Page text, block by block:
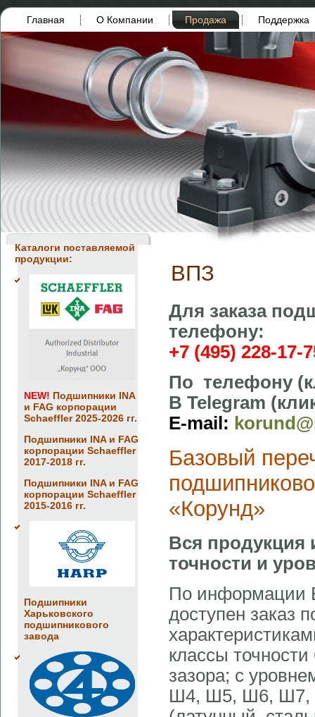
Главная О Компании Продажа Поддержка
Каталоги поставляемой
продукции:
NEW! Подшипники INA
и FAG корпорации
Schaeffler 2025-2026 гг.
Подшипники INA и FAG
корпорации Schaeffler
2017-2018 гг.
Подшипники INA и FAG
корпорации Schaeffler
2015-2016 гг.
Подшипники
Харьковского
подшипникового
завода
ВПЗ
Для заказа
телефону:
+7 (495) 228-17-
По телефону
В Telegram
E-mail:
Базовый
«Корунд»
Вся продукция
точности и
По информации
доступен заказ
классы
зазора; с
Ш4, Ш5, Ш6, Ш7,